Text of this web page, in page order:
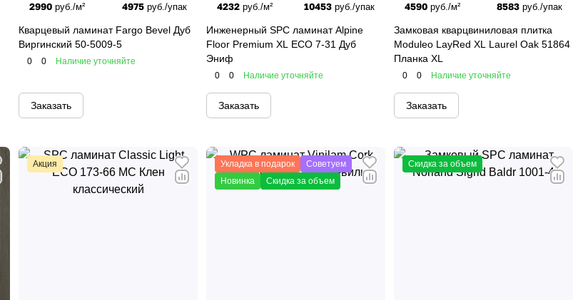
2990 руб./м² 4975 руб./упак
Кварцевый ламинат Fargo Bevel Дуб
Виргинский 50-5009-5
0 0 Наличие уточняйте
Заказать
4232 руб./м² 10453 руб./упак
Инженерный SPC ламинат Alpine
Floor Premium XL ECO 7-31 Дуб
Эниф
0 0 Наличие уточняйте
Заказать
4590 руб./м² 8583 руб./упак
Замковая кварцвиниловая плитка
Moduleo LayRed XL Laurel Oak 51864
Планка XL
0 0 Наличие уточняйте
Заказать
Акция Укладка в подарок
Советуем
Новинка
Скидка за объем
Скидка за объем